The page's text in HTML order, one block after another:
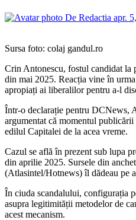
De Redactia apr.
Sursa foto: colaj gandul.ro
Crin Antonescu, fostul candidat la
din mai 2025. Reacția vine în
apropiați ai liberalilor pentru a-l
Într-o declarație pentru DCNews,
argumentat că momentul
edilul Capitalei de la acea vreme.
Cazul se află în prezent sub lupa
din aprilie 2025. Sursele din
(Atlasintel/Hotnews) îl dădeau pe
În ciuda scandalului, configurația
asupra legitimității metodelor de
acest mecanism.